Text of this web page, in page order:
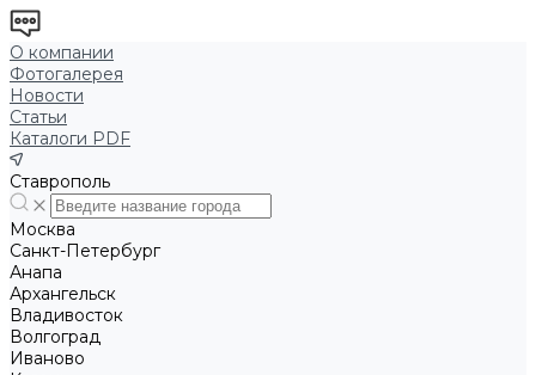
О компании
Фотогалерея
Новости
Статьи
Каталоги PDF
Ставрополь
Москва
Санкт-Петербург
Анапа
Архангельск
Владивосток
Волгоград
Иваново